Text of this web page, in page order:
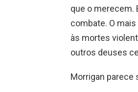
que o merecem.
combate. O
às mortes
outros deuses
Morrigan parece